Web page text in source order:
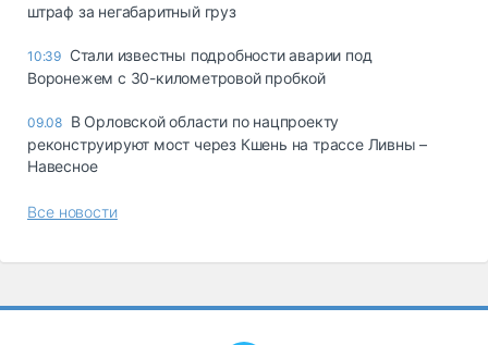
штраф за негабаритный груз
10:39 Стали известны подробности аварии под
Воронежем с 30-километровой пробкой
09.08 В Орловской области по нацпроекту
реконструируют мост через Кшень на трассе Ливны –
Навесное
Все новости